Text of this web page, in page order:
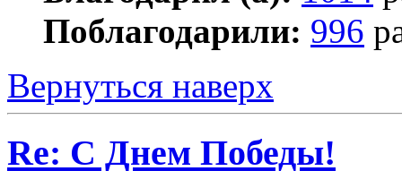
Поблагодарили: 996
Вернуться наверх
Re: С Днем Победы!